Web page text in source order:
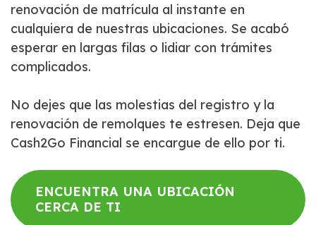
renovación de matrícula al instante en
cualquiera de nuestras ubicaciones. Se acabó
esperar en largas filas o lidiar con trámites
complicados.
No dejes que las molestias del registro y la
renovación de remolques te estresen. Deja que
Cash2Go Financial se encargue de ello por ti.
ENCUENTRA UNA UBICACIÓN
CERCA DE TI